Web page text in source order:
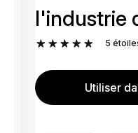
l'industrie
5
Utiliser